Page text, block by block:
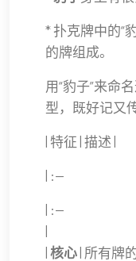
* 扑克牌中的“
的牌组成。
用“豹子”来命
型，既好记又
| 特征 | 描述 |
| :--
| :--
|
| 核心| 所有牌